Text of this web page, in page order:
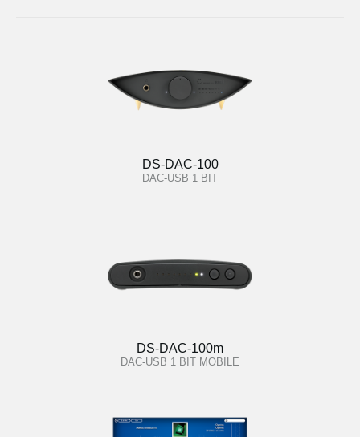
DS-DAC-100
DAC-USB 1 BIT
DS-DAC-100m
DAC-USB 1 BIT MOBILE